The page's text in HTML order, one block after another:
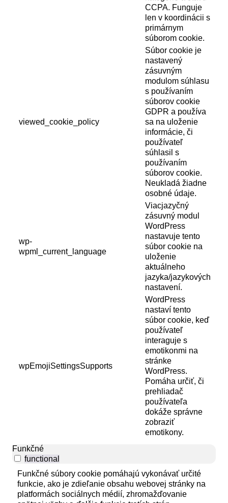
CCPA. Funguje
len v koordinácii s
primárnym
súborom cookie.
viewed_cookie_policy
Súbor cookie je
nastavený
zásuvným
modulom súhlasu
s používaním
súborov cookie
GDPR a používa
sa na uloženie
informácie, či
používateľ
súhlasil s
používaním
súborov cookie.
Neukladá žiadne
osobné údaje.
wp-
wpml_current_language
Viacjazyčný
zásuvný modul
WordPress
nastavuje tento
súbor cookie na
uloženie
aktuálneho
jazyka/jazykových
nastavení.
wpEmojiSettingsSupports
WordPress
nastaví tento
súbor cookie, keď
používateľ
interaguje s
emotikonmi na
stránke
WordPress.
Pomáha určiť, či
prehliadač
používateľa
dokáže správne
zobraziť
emotikony.
Funkčné
functional
Funkčné súbory cookie pomáhajú vykonávať určité
funkcie, ako je zdieľanie obsahu webovej stránky na
platformách sociálnych médií, zhromažďovanie